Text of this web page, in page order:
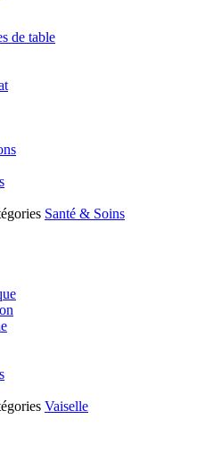
de table
Santé & Soins
Vaiselle